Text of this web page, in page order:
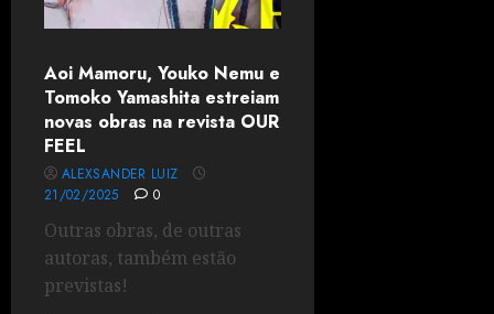
Aoi Mamoru, Youko Nemu e
Tomoko Yamashita estreiam
novas obras na revista OUR
FEEL
ALEXSANDER LUIZ
21/02/2025
0
Outras obras, de outras
autoras, também estão
previstas!